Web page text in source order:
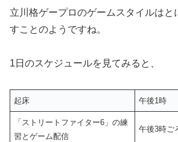
立川格ゲープロのゲームスタイルはと
すことのようですね。
1日のスケジュールを見てみると、
起床 午後1時
「ストリートファイター6」の練
習とゲーム配信
午後3時ご